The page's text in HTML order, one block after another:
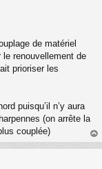
de matériel
renouvellement de
prioriser les
puisqu’il n’y aura
(on arrête la
couplée)
au